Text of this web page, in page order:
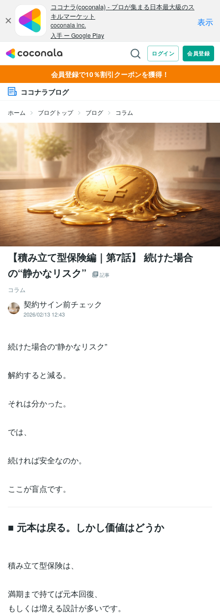
会員登録で10％割引クーポンを獲得！
ココナラブログ
ホーム ブログトップ ブログ コラム
【積み立て型保険編｜第7話】 続けた場合
の“静かなリスク”
記事
コラム
契約サイン前チェック
2026/02/13 12:43
続けた場合の“静かなリスク”
解約すると減る。
それは分かった。
では、
続ければ安全なのか。
ここが盲点です。
■ 元本は戻る。しかし価値はどうか
積み立て型保険は、
満期まで持てば元本回復、
もしくは増える設計が多いです。